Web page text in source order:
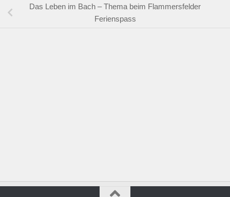
Das Leben im Bach – Thema beim Flammersfelder
Ferienspass